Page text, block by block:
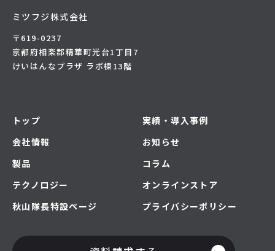
ミツフジ株式会社
〒619-0237
京都府相楽郡精華町光台1丁目7
けいはんなプラザ ラボ棟13階
トップ
会社情報
製品
テクノロジー
秋山隊長特設ページ
実績・導入事例
お知らせ
コラム
オンラインストア
プライバシーポリシー